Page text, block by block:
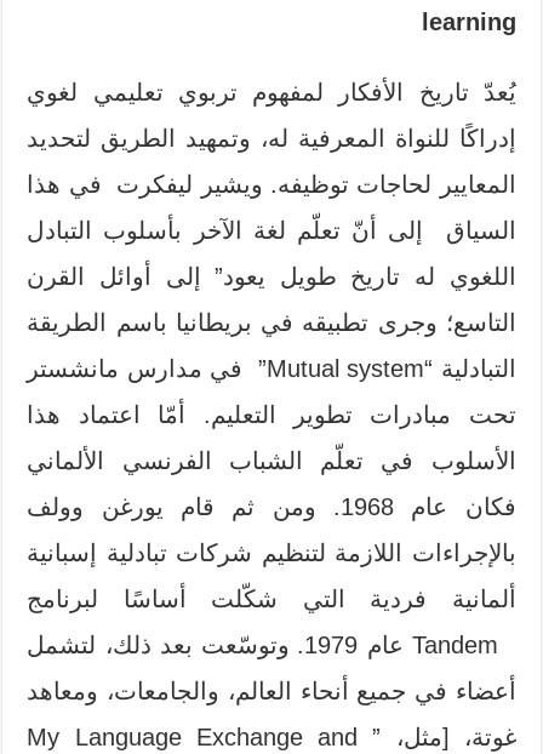
learning
يُعدّ تاريخ الأفكار لمفهوم تربوي تعليمي لغوي
إدراكًا للنواة المعرفية له، وتمهيد الطريق لتحديد
المعايير لحاجات توظيفه. ويشير ليفكرت في هذا
السياق إلى أنّ تعلّم لغة الآخر بأسلوب التبادل
اللغوي له تاريخ طويل يعود” إلى أوائل القرن
التاسع؛ وجرى تطبيقه في بريطانيا باسم الطريقة
التبادلية “Mutual system” في مدارس مانشستر
تحت مبادرات تطوير التعليم. أمّا اعتماد هذا
الأسلوب في تعلّم الشباب الفرنسي الألماني
فكان عام 1968. ومن ثم قام يورغن وولف
بالإجراءات اللازمة لتنظيم شركات تبادلية إسبانية
ألمانية فردية التي شكّلت أساسًا لبرنامج
Tandem عام 1979. وتوسّعت بعد ذلك، لتشمل
أعضاء في جميع أنحاء العالم، والجامعات، ومعاهد
غوتة، [مثل، ” My Language Exchange and